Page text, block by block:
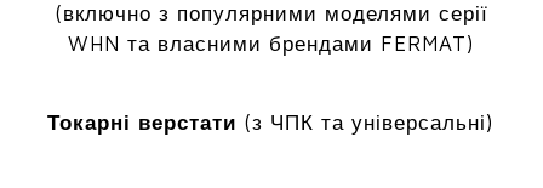
(включно з популярними моделями серії
WHN та власними брендами FERMAT)
Токарні верстати (з ЧПК та універсальні)